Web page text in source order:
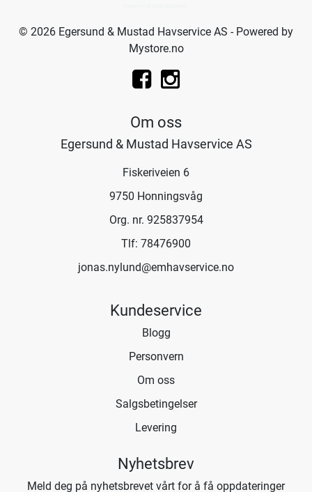
© 2026 Egersund & Mustad Havservice AS - Powered by
Mystore.no
Om oss
Egersund & Mustad Havservice AS
Fiskeriveien 6
9750 Honningsvåg
Org. nr. 925837954
Tlf: 78476900
jonas.nylund@emhavservice.no
Kundeservice
Blogg
Personvern
Om oss
Salgsbetingelser
Levering
Nyhetsbrev
Meld deg på nyhetsbrevet vårt for å få oppdateringer